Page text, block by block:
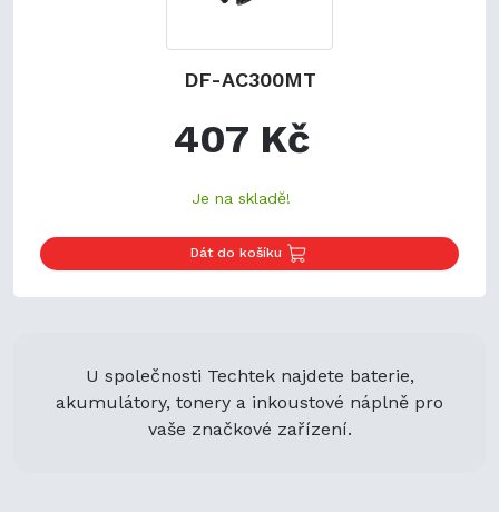
DF-AC300MT
407 Kč
Je na skladě!
Dát do košíku
U společnosti Techtek najdete baterie,
akumulátory, tonery a inkoustové náplně pro
vaše značkové zařízení.